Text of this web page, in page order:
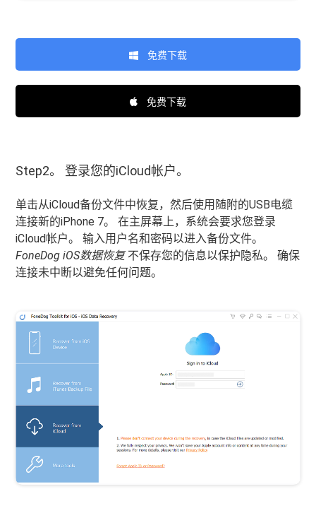
免费下载
免费下载
Step2。 登录您的iCloud帐户。
单击从iCloud备份文件中恢复，然后使用随附的USB电缆
连接新的iPhone 7。 在主屏幕上，系统会要求您登录
iCloud帐户。 输入用户名和密码以进入备份文件。
FoneDog iOS数据恢复不保存您的信息以保护隐私。 确保
连接未中断以避免任何问题。